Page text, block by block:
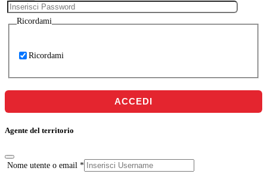
Ricordami
Ricordami
ACCEDI
Agente del territorio
Nome utente o email *